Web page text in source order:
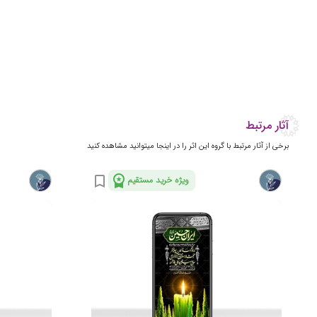
آثار مرتبط
برخی از آثار مرتبط با گروه این اثر را در اینجا میتوانید مشاهده کنید
ویژه خرید مستقیم workspace_premium
bookmark_border